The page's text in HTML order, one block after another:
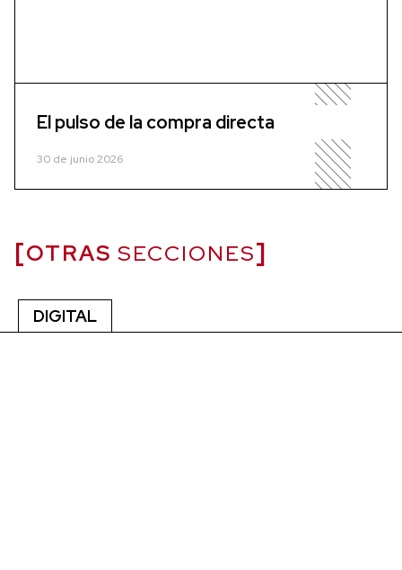
El pulso de la compra directa
30 de junio 2026
OTRAS SECCIONES
DIGITAL